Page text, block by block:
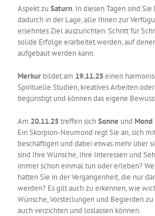
Aspekt zu Saturn. In diesen Tagen sind
dadurch in der Lage, alle Ihnen zur
ersehntes Ziel auszurichten. Schritt für
solide Erfolge erarbeitet werden, auf
aufgebaut werden kann.
Merkur bildet am 19.11.25einen
Spirituelle Studien, kreatives Arbeiten
begünstigt und können das eigene
Am 20.11.25treffen sichSonne und Mond
Ein Skorpion-Neumond regt Sie an, sich
beschäftigen und dabei etwas mehr über
sind Ihre Wünsche, Ihre Interessen und
immer schon einmal tun oder erleben?
hatten Sie in der Vergangenheit, die nur
werden? Es gilt auch zu erkennen, wie
Wünsche, Vorstellungen und Begierden
auch verzichten und loslassen können.